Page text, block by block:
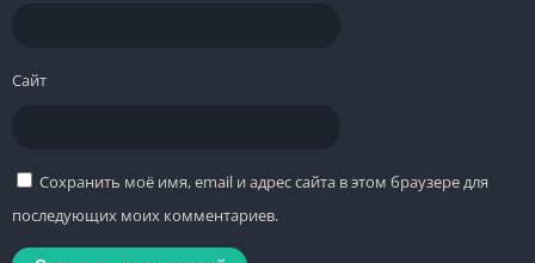
Сайт
Сохранить моё имя, email и адрес сайта в этом браузере для
последующих моих комментариев.